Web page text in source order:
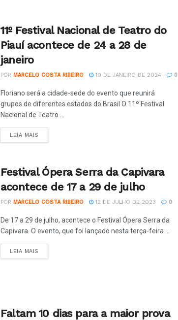
11º Festival Nacional de Teatro do
Piauí acontece de 24 a 28 de
janeiro
POR MARCELO COSTA RIBEIRO 10 DE JANEIRO DE 2024 0
Floriano será a cidade-sede do evento que reunirá
grupos de diferentes estados do Brasil O 11º Festival
Nacional de Teatro ...
LEIA MAIS
Festival Ópera Serra da Capivara
acontece de 17 a 29 de julho
POR MARCELO COSTA RIBEIRO 12 DE JULHO DE 2023 0
De 17 a 29 de julho, acontece o Festival Ópera Serra da
Capivara. O evento, que foi lançado nesta terça-feira ...
LEIA MAIS
Faltam 10 dias para a maior prova